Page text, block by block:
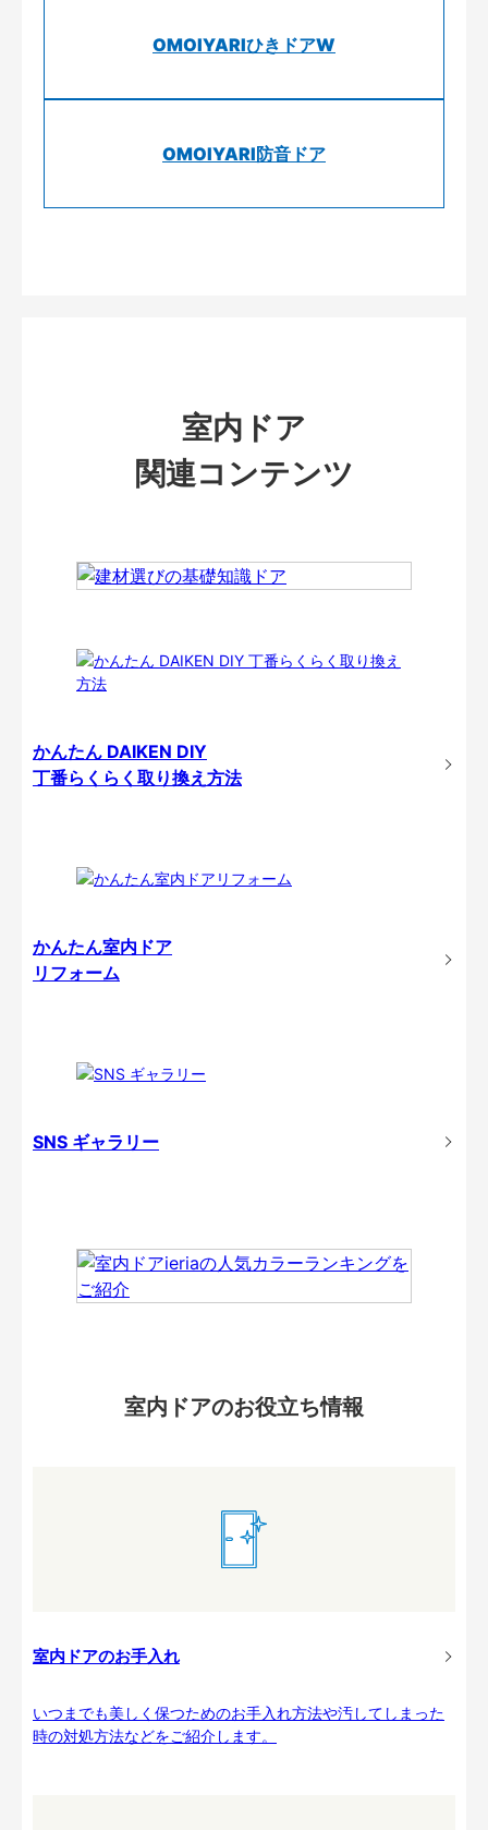
OMOIYARIひきドアW
OMOIYARI防音ドア
室内ドア
関連コンテンツ
かんたん DAIKEN DIY
丁番らくらく取り換え方法
かんたん室内ドア
リフォーム
SNS ギャラリー
室内ドアのお役立ち情報
室内ドアのお手入れ
いつまでも美しく保つためのお手入れ方法や汚してしまった
時の対処方法などをご紹介します。